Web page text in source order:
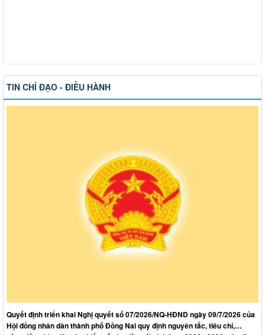
TIN CHỈ ĐẠO - ĐIỀU HÀNH
Quyết định triển khai Nghị quyết số 07/2026/NQ-HĐND ngày 09/7/2026 của
Hội đồng nhân dân thành phố Đồng Nai quy định nguyên tắc, tiêu chí,…